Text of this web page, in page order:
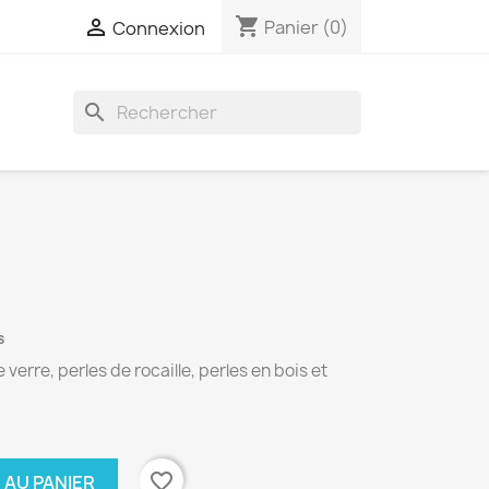
 Connexion shopping_cart Panier (0)
search
verre, perles de rocaille, perles en bois et
PANIER favorite_border